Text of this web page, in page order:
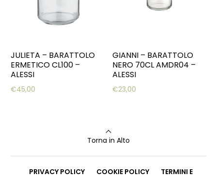
JULIETA – BARATTOLO
ERMETICO CL100 –
ALESSI
€45,00
GIANNI – BARATTOLO
NERO 70CL AMDR04 –
ALESSI
€23,00
Torna in Alto
PRIVACY POLICY COOKIE POLICY
TERMINI E